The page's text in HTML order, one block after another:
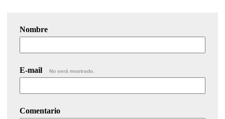
Nombre
E-mail No será mostrado.
Comentario